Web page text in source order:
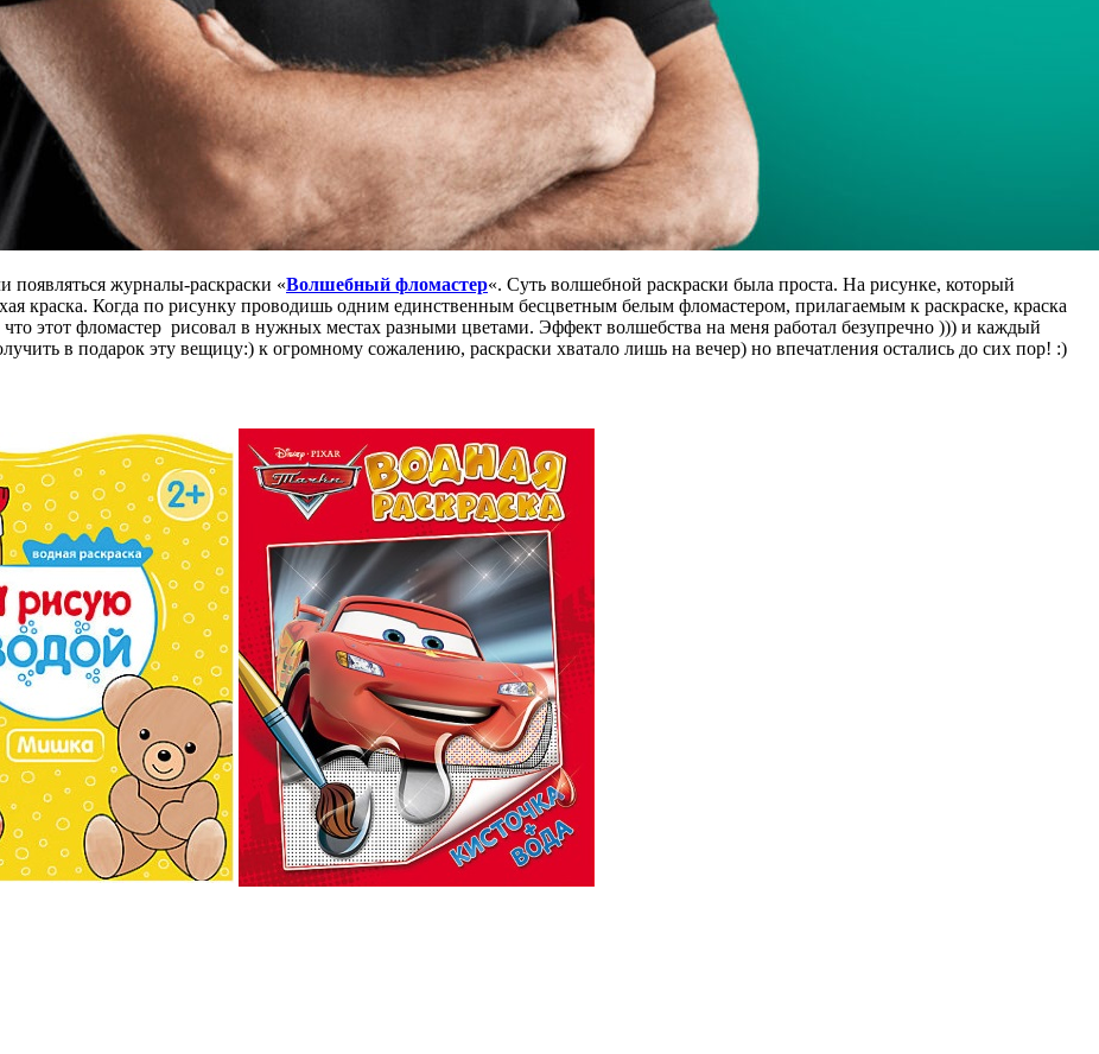
появляться журналы-раскраски «Волшебный фломастер«. Суть волшебной раскраски была проста. На рисунке, который
краска. Когда по рисунку проводишь одним единственным бесцветным белым фломастером, прилагаемым к раскраске, краска
что этот фломастер рисовал в нужных местах разными цветами. Эффект волшебства на меня работал безупречно ))) и каждый
в подарок эту вещицу:) к огромному сожалению, раскраски хватало лишь на вечер) но впечатления остались до сих пор! :)